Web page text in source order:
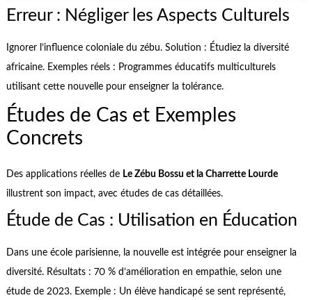
Erreur : Négliger les Aspects Culturels
Ignorer l’influence coloniale du zébu. Solution : Étudiez la diversité
africaine. Exemples réels : Programmes éducatifs multiculturels
utilisant cette nouvelle pour enseigner la tolérance.
Études de Cas et Exemples
Concrets
Des applications réelles de Le Zébu Bossu et la Charrette Lourde
illustrent son impact, avec études de cas détaillées.
Étude de Cas : Utilisation en Éducation
Dans une école parisienne, la nouvelle est intégrée pour enseigner la
diversité. Résultats : 70 % d’amélioration en empathie, selon une
étude de 2023. Exemple : Un élève handicapé se sent représenté,